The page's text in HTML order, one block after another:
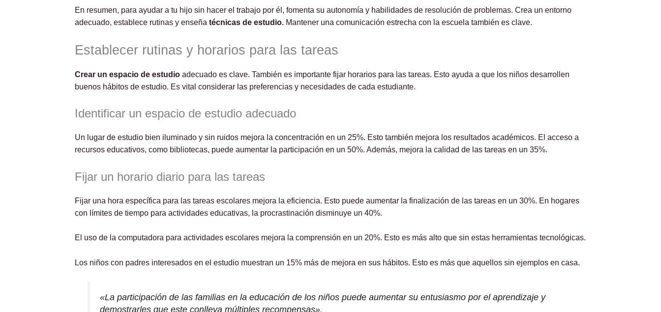
En resumen, para ayudar a tu hijo sin hacer el trabajo por él, fomenta su autonomía y habilidades de resolución de problemas. Crea un entorno
adecuado, establece rutinas y enseña técnicas de estudio. Mantener una comunicación estrecha con la escuela también es clave.
Establecer rutinas y horarios para las tareas
Crear un espacio de estudio adecuado es clave. También es importante fijar horarios para las tareas. Esto ayuda a que los niños desarrollen
buenos hábitos de estudio. Es vital considerar las preferencias y necesidades de cada estudiante.
Identificar un espacio de estudio adecuado
Un lugar de estudio bien iluminado y sin ruidos mejora la concentración en un 25%. Esto también mejora los resultados académicos. El acceso a
recursos educativos, como bibliotecas, puede aumentar la participación en un 50%. Además, mejora la calidad de las tareas en un 35%.
Fijar un horario diario para las tareas
Fijar una hora específica para las tareas escolares mejora la eficiencia. Esto puede aumentar la finalización de las tareas en un 30%. En hogares
con límites de tiempo para actividades educativas, la procrastinación disminuye un 40%.
El uso de la computadora para actividades escolares mejora la comprensión en un 20%. Esto es más alto que sin estas herramientas tecnológicas.
Los niños con padres interesados en el estudio muestran un 15% más de mejora en sus hábitos. Esto es más que aquellos sin ejemplos en casa.
«La participación de las familias en la educación de los niños puede aumentar su entusiasmo por el aprendizaje y
demostrarles que este conlleva múltiples recompensas».